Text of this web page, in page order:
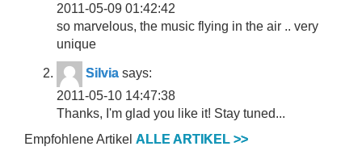
2011-05-09 01:42:42
so marvelous, the music flying in the air .. very
unique
Silvia says:
2011-05-10 14:47:38
Thanks, I'm glad you like it! Stay tuned...
Empfohlene Artikel ALLE ARTIKEL >>